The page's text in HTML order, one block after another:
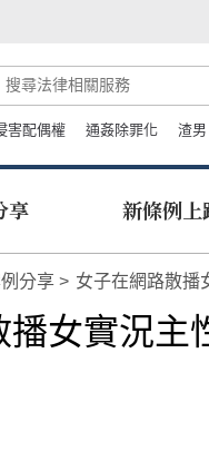
害配偶權 通姦除罪化 渣男
享 新條例上
分享 女子在網路散播
女實況主